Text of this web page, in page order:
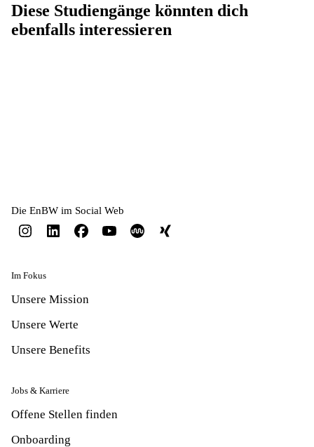
Diese Studiengänge könnten dich
ebenfalls interessieren
Elektro- und Informations­technik /
Die EnBW im Social Web
Im Fokus
Unsere Mission
Unsere Werte
Unsere Benefits
Jobs & Karriere
Offene Stellen finden
Onboarding